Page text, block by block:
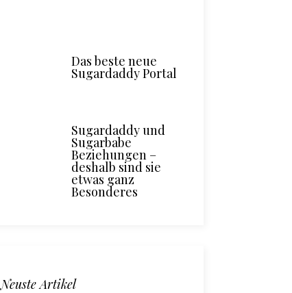
Das beste neue
Sugardaddy Portal
Sugardaddy und
Sugarbabe
Beziehungen –
deshalb sind sie
etwas ganz
Besonderes
Neuste Artikel